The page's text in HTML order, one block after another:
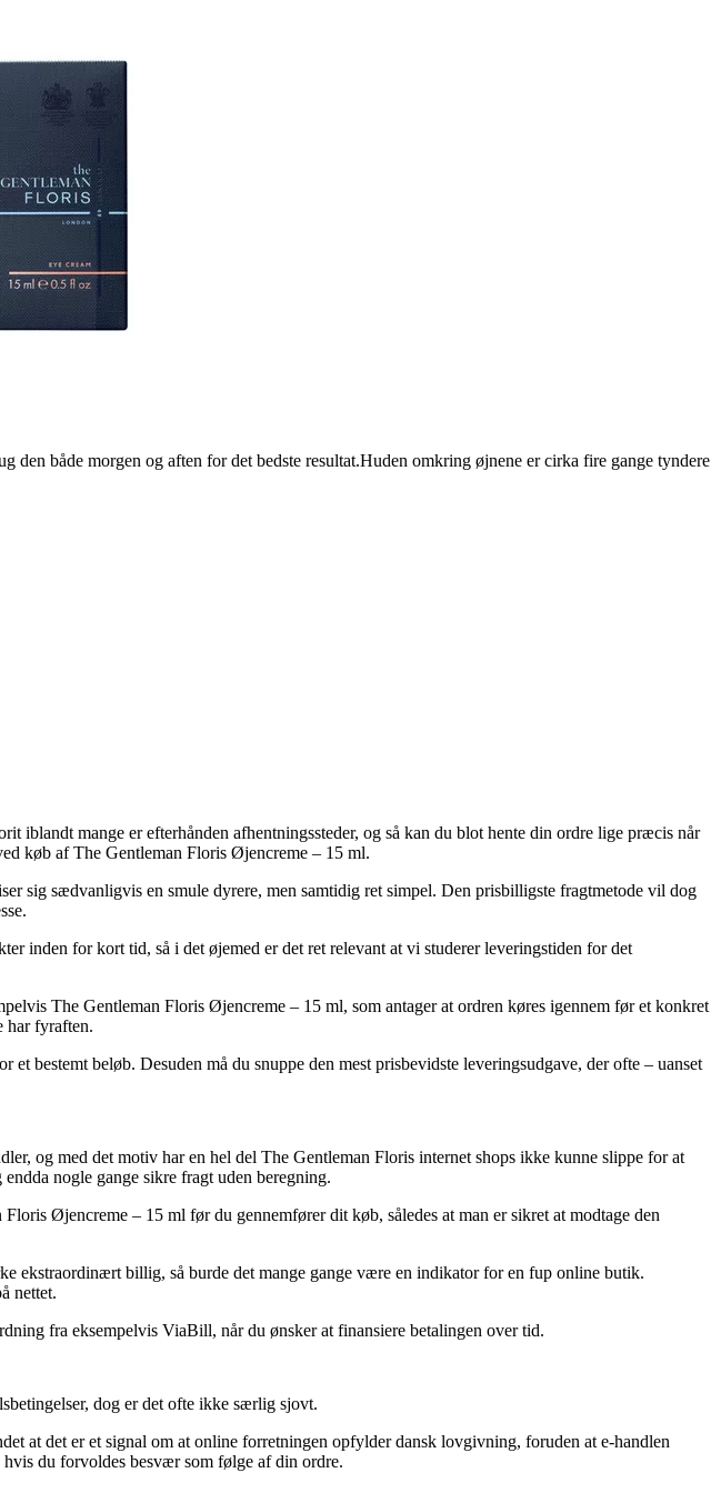
både morgen og aften for det bedste resultat.Huden omkring øjnene er cirka fire gange tyndere
iblandt mange er efterhånden afhentningssteder, og så kan du blot hente din ordre lige præcis når
køb af The Gentleman Floris Øjencreme – 15 ml.
sig sædvanligvis en smule dyrere, men samtidig ret simpel. Den prisbilligste fragtmetode vil dog
inden for kort tid, så i det øjemed er det ret relevant at vi studerer leveringstiden for det
The Gentleman Floris Øjencreme – 15 ml, som antager at ordren køres igennem før et konkret
har fyraften.
bestemt beløb. Desuden må du snuppe den mest prisbevidste leveringsudgave, der ofte – uanset
og med det motiv har en hel del The Gentleman Floris internet shops ikke kunne slippe for at
nogle gange sikre fragt uden beregning.
Øjencreme – 15 ml før du gennemfører dit køb, således at man er sikret at modtage den
ekstraordinært billig, så burde det mange gange være en indikator for en fup online butik.
nettet.
fra eksempelvis ViaBill, når du ønsker at finansiere betalingen over tid.
dog er det ofte ikke særlig sjovt.
at det er et signal om at online forretningen opfylder dansk lovgivning, foruden at e-handlen
hvis du forvoldes besvær som følge af din ordre.